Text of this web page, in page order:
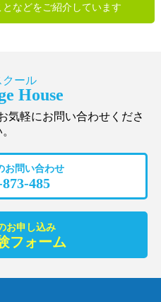
などをご紹介しています
クール
House
気軽にお問い合わせくださ
お問い合わせ
485
お申し込み
フォーム